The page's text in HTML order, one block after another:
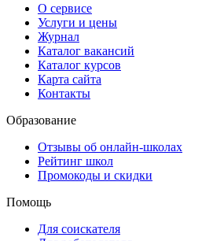
О сервисе
Услуги и цены
Журнал
Каталог вакансий
Каталог курсов
Карта сайта
Контакты
Образование
Отзывы об онлайн-школах
Рейтинг школ
Промокоды и скидки
Помощь
Для соискателя